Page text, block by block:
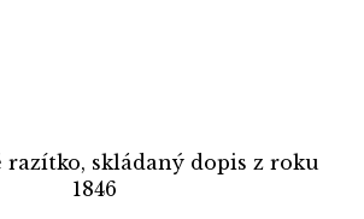
razítko, skládaný dopis z roku
1846